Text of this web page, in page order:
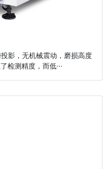
影，无机械震动，磨损高度
检测精度，而低···